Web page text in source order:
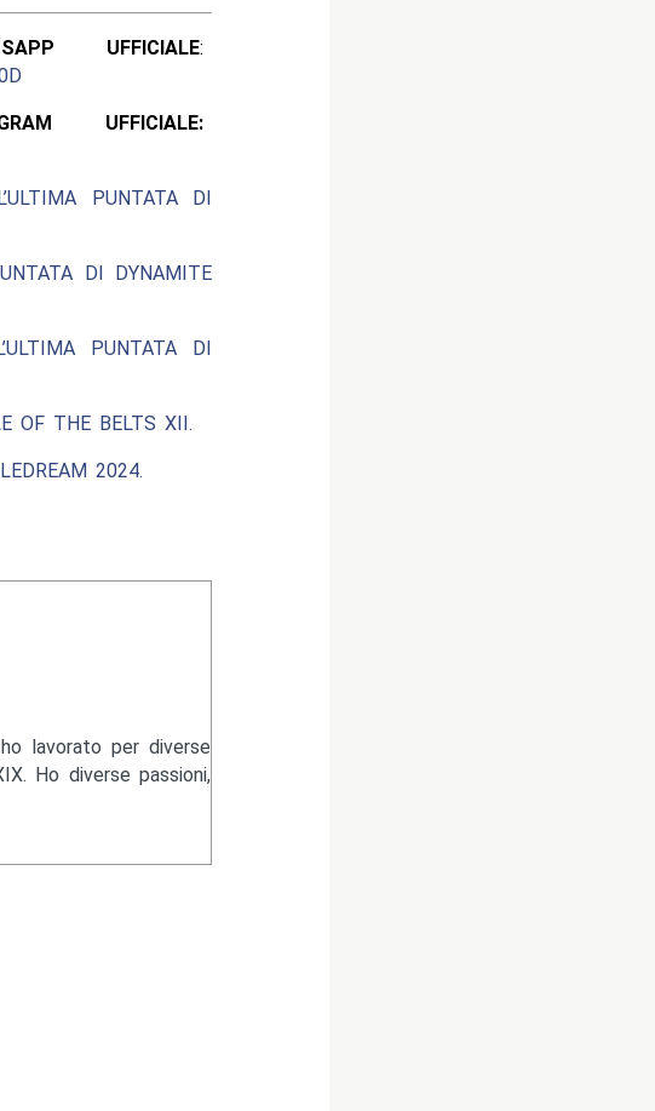
UFFICIALE:
UFFICIALE:
PUNTATA DI
DI DYNAMITE
PUNTATA DI
OF THE BELTS XII.
2024.
lavorato per diverse
Ho diverse passioni,